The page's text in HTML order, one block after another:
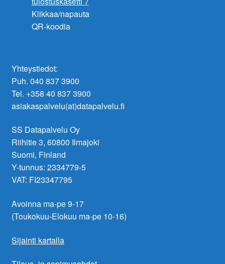
Klikkaa/napauta
QR-koodia
Yhteystiedot:
Puh. 040 837 3900
Tel. +358 40 837 3900
asiakaspalvelu(at)datapalvelu.fi
SS Datapalvelu Oy
Riihitie 3, 60800 Ilmajoki
Suomi, Finland
Y-tunnus: 2334779-5
VAT: FI23347795
Avoinna ma-pe 9-17
(Toukokuu-Elokuu ma-pe 10-16)
Sijainti kartalla